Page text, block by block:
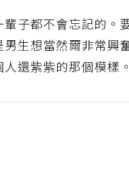
子都不會忘記的。
生想當然爾非常興
還紫紫的那個模樣。